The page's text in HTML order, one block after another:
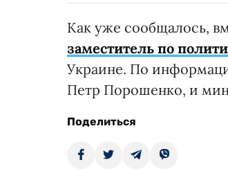
Как уже сообщалось,
заместитель по
Украине. По
Петр Порошенко, и
Поделиться